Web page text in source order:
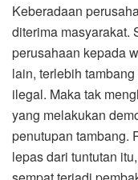
Keberadaan
diterima masyarakat.
perusahaan kepada
lain, terlebih
ilegal. Maka tak
yang melakukan
penutupan tambang.
lepas dari tuntutan